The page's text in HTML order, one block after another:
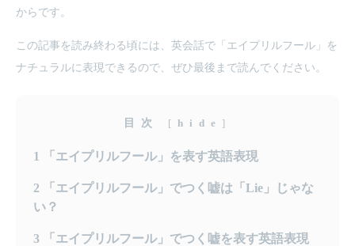
からです。
この記事を読み終わる頃には、英会話で「エイプリルフール」を
ナチュラルに表現できるので、ぜひ最後まで読んでください。
目次 [ hide ]
1 「エイプリルフール」を表す英語表現
2 「エイプリルフール」でつく嘘は「Lie」じゃな
い？
3 「エイプリルフール」でつく嘘を表す英語表現